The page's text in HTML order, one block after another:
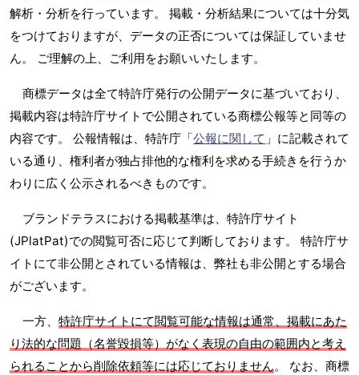
解析・分析を行っています。 掲載・分析結果については十分気
をつけておりますが、データの正否については保証していませ
ん。 ご理解の上、ご利用をお願いいたします。
商標データは全て特許庁発行の公開データに基づいており、
掲載内容は特許庁サイトで公開されている商標公報等と同等の
内容です。 公報情報は、特許庁「公報に関して 」に記載されて
いる通り、権利者が独占排他的な権利を求める手続きを行うか
わりに広く公示されるべきものです。
ブランドテラスにおける掲載基準は、特許庁サイト
(JPlatPat)での閲覧可否に応じて判断しております。 特許庁サ
イトにて非公開とされている情報は、弊社も非公開とする場合
がございます。
一方、 特許庁サイトにて閲覧可能な情報は通常、掲載にあた
り法的な問題（名誉毀損等）がなく表現の自由の範囲内と考え
られることから削除依頼等には応じておりません。 なお、商標